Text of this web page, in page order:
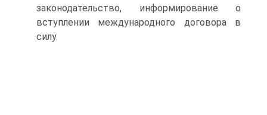
законодательство, информирование о
вступлении международного договора в
силу.